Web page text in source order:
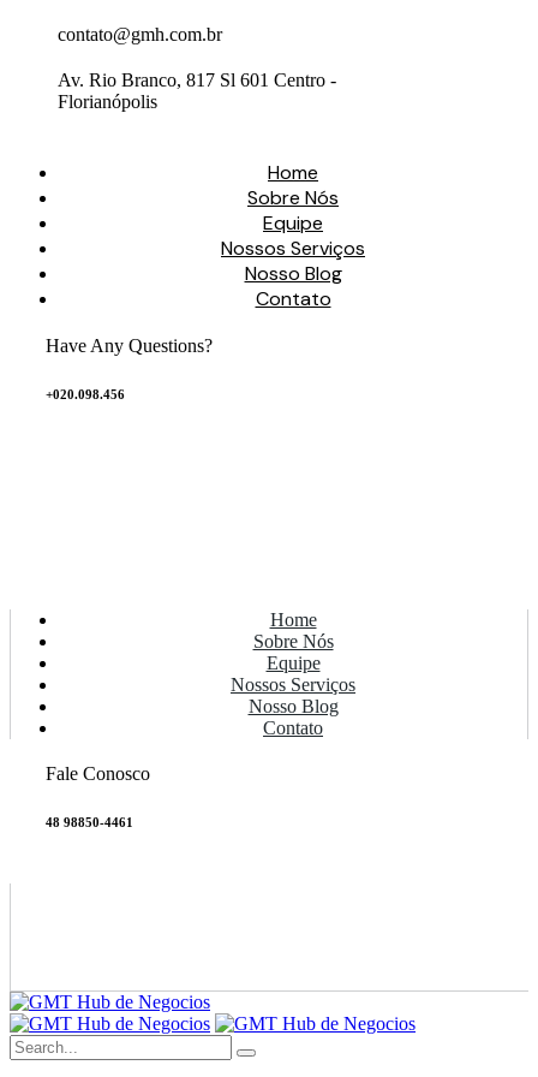
contato@gmh.com.br
Av. Rio Branco, 817 Sl 601 Centro -
Florianópolis
Home
Sobre Nós
Equipe
Nossos Serviços
Nosso Blog
Contato
+020.098.456
Have Any Questions?
Home
Sobre Nós
Equipe
Nossos Serviços
Nosso Blog
Contato
48 98850-4461
Fale Conosco